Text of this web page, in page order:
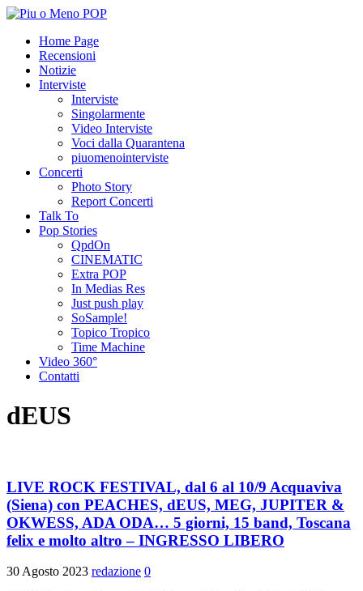
Home Page
Recensioni
Notizie
Interviste
Interviste
Singolarmente
Video Interviste
Voci dalla Quarantena
piuomenointerviste
Concerti
Photo Story
Report Concerti
Talk To
Pop Stories
QpdOn
CINEMATIC
Extra POP
In Medias Res
Just push play
SoSample!
Topico Tropico
Time Machine
Video 360°
Contatti
dEUS
LIVE ROCK FESTIVAL, dal 6 al 10/9 Acquaviva
(Siena) con PEACHES, dEUS, MEG, JUPITER &
OKWESS, ADA ODA… 5 giorni, 15 band, Toscana
felix e molto altro – INGRESSO LIBERO
30 Agosto 2023 redazione 0